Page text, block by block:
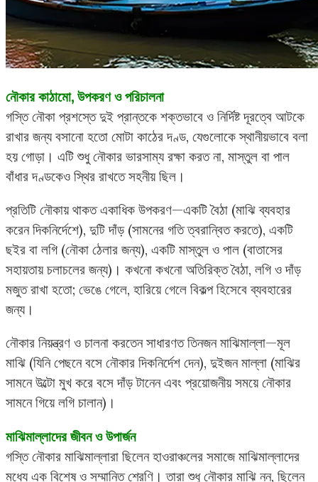
নৌকার কাঠামো, উপকরণ ও পরিচালনা
গস্তি নৌকা প্রশস্তে দুই প্রান্তকে শক্তভাবে ও নির্দিষ্ট দূরত্বে আটকে
রাখার জন্য বসানো হতো মোটা কাঠের দণ্ড, যেগুলোকে স্থানীয়ভাবে বলা
হয় গোড়া। এটি শুধু নৌকার ভারসাম্য রক্ষা করত না, মাস্তুল বা পাল
বাঁধার দণ্ডকেও স্থির রাখতে সহনীয় ছিল।
প্রতিটি নৌকায় থাকত একাধিক উপকরণ—একটি বৈঠা (মাঝি ব্যবহার
করেন দিকনির্দেশে), দুটি দাঁড় (সামনের গতি ত্বরান্বিত করতে), একটি
ছইর বা লগি (নৌকা ঠেলার জন্য), একটি মাস্তুল ও পাল (বাতাসের
সহায়তায় চলাচলের জন্য)। কখনো কখনো অতিরিক্ত বৈঠা, লগি ও দাঁড়
মজুত রাখা হতো; ভেঙে গেলে, হারিয়ে গেলে বিকল্প হিসেবে ব্যবহারের
জন্য।
নৌকার নিয়ন্ত্রণ ও চালনা করতেন সাধারণত তিনজন মাঝিমাল্লা—মূল
মাঝি (যিনি পেছনে বসে নৌকার দিকনির্দেশ দেন), দুইজন মাল্লা (মাঝির
সামনে উল্টো মুখ করে বসে দাঁড় টানেন এবং প্রয়োজনীয় সময়ে নৌকার
সামনে গিয়ে লগি চালান)।
মাঝিমাল্লাদের জীবন ও উপার্জন
গস্তি নৌকার মাঝিমাল্লারা ছিলেন হাওরাঞ্চলের সমাজে মাঝিমাল্লাদের
মধ্যে এক বিশেষ ও সম্মানিত শ্রেণি। তারা শুধু নৌকার মাঝি নন, ছিলেন